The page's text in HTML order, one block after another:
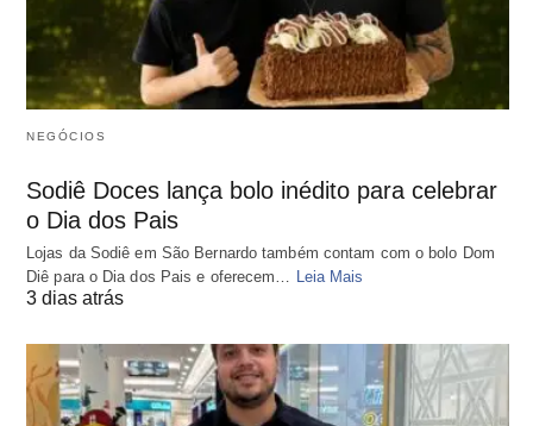
NEGÓCIOS
Sodiê Doces lança bolo inédito para celebrar
o Dia dos Pais
Lojas da Sodiê em São Bernardo também contam com o bolo Dom
Diê para o Dia dos Pais e oferecem… Leia Mais
3 dias atrás